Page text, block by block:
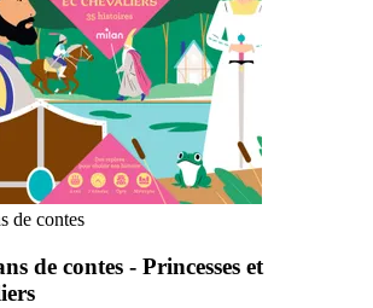
de contes
de contes - Princesses et